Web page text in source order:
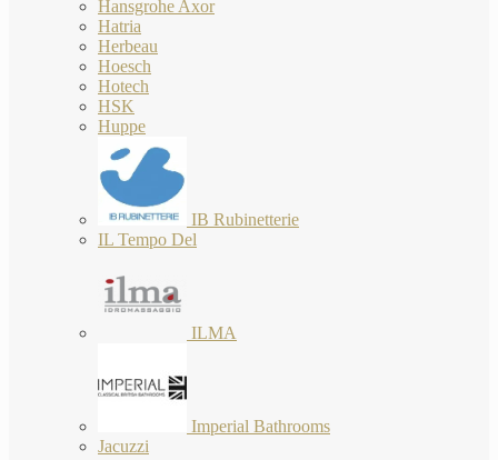
Hansgrohe Axor
Hatria
Herbeau
Hoesch
Hotech
HSK
Huppe
IB Rubinetterie
IL Tempo Del
ILMA
Imperial Bathrooms
Jacuzzi